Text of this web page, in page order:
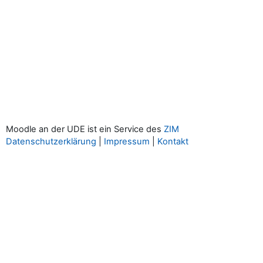
Moodle an der UDE ist ein Service des ZIM
Datenschutzerklärung
Impressum Kontakt